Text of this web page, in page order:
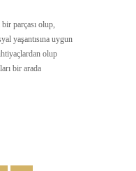
parçası olup,
yaşantısına uygun
olup
bir arada